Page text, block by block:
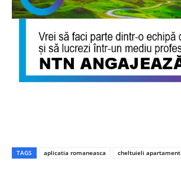
TAGS aplicatia romaneasca cheltuieli apartament